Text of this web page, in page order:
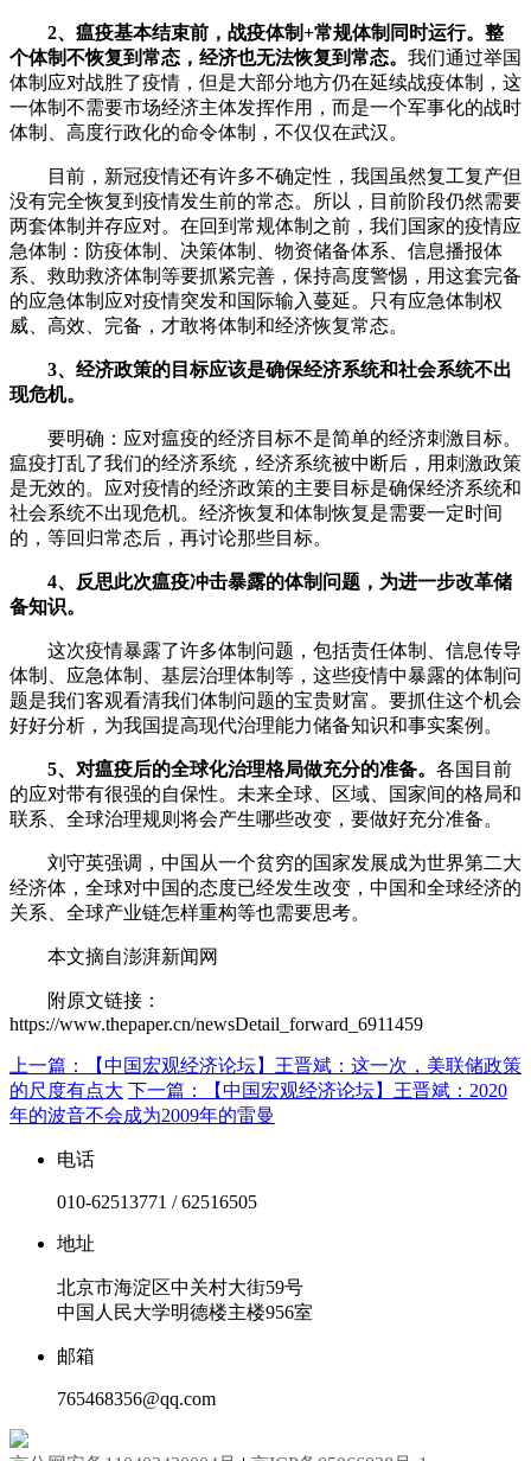
2、瘟疫基本结束前，战疫体制+常规体制同时运行。整
个体制不恢复到常态，经济也无法恢复到常态。 我们通过举国
体制应对战胜了疫情，但是大部分地方仍在延续战疫体制，这
一体制不需要市场经济主体发挥作用，而是一个军事化的战时
体制、高度行政化的命令体制，不仅仅在武汉。
目前，新冠疫情还有许多不确定性，我国虽然复工复产但
没有完全恢复到疫情发生前的常态。所以，目前阶段仍然需要
两套体制并存应对。在回到常规体制之前，我们国家的疫情应
急体制：防疫体制、决策体制、物资储备体系、信息播报体
系、救助救济体制等要抓紧完善，保持高度警惕，用这套完备
的应急体制应对疫情突发和国际输入蔓延。只有应急体制权
威、高效、完备，才敢将体制和经济恢复常态。
3、经济政策的目标应该是确保经济系统和社会系统不出
现危机。
要明确：应对瘟疫的经济目标不是简单的经济刺激目标。
瘟疫打乱了我们的经济系统，经济系统被中断后，用刺激政策
是无效的。应对疫情的经济政策的主要目标是确保经济系统和
社会系统不出现危机。经济恢复和体制恢复是需要一定时间
的，等回归常态后，再讨论那些目标。
4、反思此次瘟疫冲击暴露的体制问题，为进一步改革储
备知识。
这次疫情暴露了许多体制问题，包括责任体制、信息传导
体制、应急体制、基层治理体制等，这些疫情中暴露的体制问
题是我们客观看清我们体制问题的宝贵财富。要抓住这个机会
好好分析，为我国提高现代治理能力储备知识和事实案例。
5、对瘟疫后的全球化治理格局做充分的准备。 各国目前
的应对带有很强的自保性。未来全球、区域、国家间的格局和
联系、全球治理规则将会产生哪些改变，要做好充分准备。
刘守英强调，中国从一个贫穷的国家发展成为世界第二大
经济体，全球对中国的态度已经发生改变，中国和全球经济的
关系、全球产业链怎样重构等也需要思考。
本文摘自澎湃新闻网
附原文链接：
https://www.thepaper.cn/newsDetail_forward_6911459
上一篇：
【中国宏观经济论坛】王晋斌：这一次，美联储政策
的尺度有点大 下一篇：
【中国宏观经济论坛】王晋斌：2020
年的波音不会成为2009年的雷曼
电话
010-62513771 / 62516505
地址
北京市海淀区中关村大街59号
中国人民大学明德楼主楼956室
邮箱
765468356@qq.com